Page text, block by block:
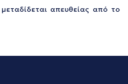
απευθείας από το